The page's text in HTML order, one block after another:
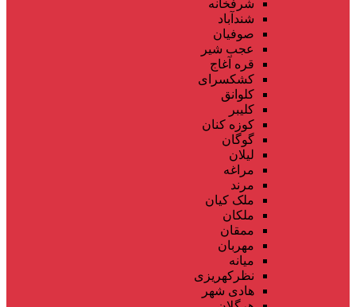
شرفخانه
شندآباد
صوفیان
عجب شیر
قره آغاج
کشکسرای
کلوانق
کلیبر
کوزه کنان
گوگان
لیلان
مراغه
مرند
ملک کیان
ملکان
ممقان
مهربان
میانه
نظرکهریزی
هادی شهر